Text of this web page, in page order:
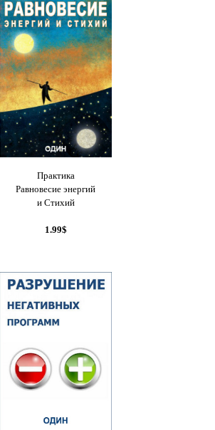
Практика
Равновесие энергий
и Стихий
1.99$